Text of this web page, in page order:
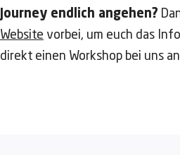
Journey endlich angehen?
Website vorbei, um euch das
direkt einen Workshop bei uns